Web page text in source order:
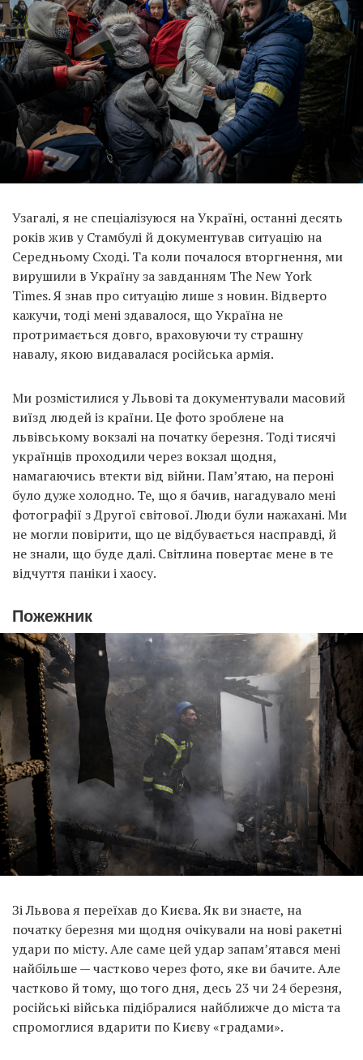
Узагалі, я не спеціалізуюся на Україні, останні десять
років жив у Стамбулі й документував ситуацію на
Середньому Сході. Та коли почалося вторгнення, ми
вирушили в Україну за завданням The New York
Times. Я знав про ситуацію лише з новин. Відверто
кажучи, тоді мені здавалося, що Україна не
протримається довго, враховуючи ту страшну
навалу, якою видавалася російська армія.
Ми розмістилися у Львові та документували масовий
виїзд людей із країни. Це фото зроблене на
львівському вокзалі на початку березня. Тоді тисячі
українців проходили через вокзал щодня,
намагаючись втекти від війни. Пам’ятаю, на пероні
було дуже холодно. Те, що я бачив, нагадувало мені
фотографії з Другої світової. Люди були нажахані. Ми
не могли повірити, що це відбувається насправді, й
не знали, що буде далі. Світлина повертає мене в те
відчуття паніки і хаосу.
Пожежник
Зі Львова я переїхав до Києва. Як ви знаєте, на
початку березня ми щодня очікували на нові ракетні
удари по місту. Але саме цей удар запам’ятався мені
найбільше — частково через фото, яке ви бачите. Але
частково й тому, що того дня, десь 23 чи 24 березня,
російські війська підібралися найближче до міста та
спромоглися вдарити по Києву «градами».